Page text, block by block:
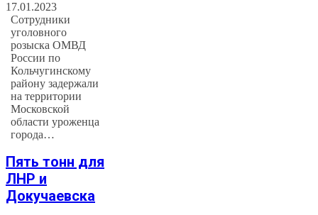
17.01.2023
Сотрудники
уголовного
розыска ОМВД
России по
Кольчугинскому
району задержали
на территории
Московской
области уроженца
города…
Пять тонн для
ЛНР и
Докучаевска